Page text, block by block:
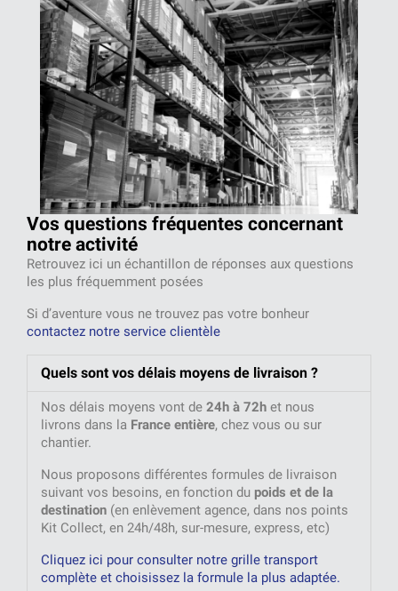
Vos questions fréquentes concernant
notre activité
Retrouvez ici un échantillon de réponses aux questions
les plus fréquemment posées
Si d’aventure vous ne trouvez pas votre bonheur
contactez notre service clientèle
Quels sont vos délais moyens de livraison ?
Nos délais moyens vont de 24h à 72h et nous
livrons dans la France entière, chez vous ou sur
chantier.
Nous proposons différentes formules de livraison
suivant vos besoins, en fonction du poids et de la
destination (en enlèvement agence, dans nos points
Kit Collect, en 24h/48h, sur-mesure, express, etc)
Cliquez ici pour consulter notre grille transport
complète et choisissez la formule la plus adaptée.